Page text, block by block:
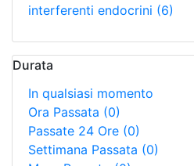
interferenti endocrini (6)
Durata
In qualsiasi momento
Ora Passata (0)
Passate 24 Ore (0)
Settimana Passata (0)